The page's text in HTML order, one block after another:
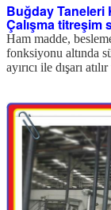
Buğday Taneleri
Çalışma titreşim
Ham madde,
fonksiyonu altında
ayırıcı ile dışarı